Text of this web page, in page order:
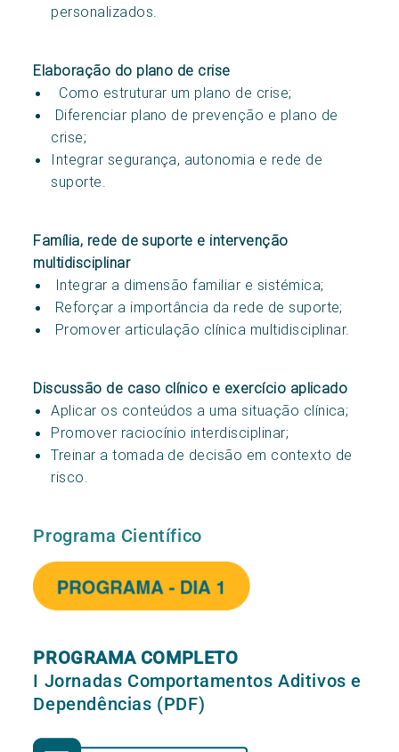
personalizados.
Elaboração do plano de crise
Como estruturar um plano de crise;
Diferenciar plano de prevenção e plano de
crise;
Integrar segurança, autonomia e rede de
suporte.
Família, rede de suporte e intervenção
multidisciplinar
Integrar a dimensão familiar e sistémica;
Reforçar a importância da rede de suporte;
Promover articulação clínica multidisciplinar.
Discussão de caso clínico e exercício aplicado
Aplicar os conteúdos a uma situação clínica;
Promover raciocínio interdisciplinar;
Treinar a tomada de decisão em contexto de
risco.
Programa Científico
PROGRAMA COMPLETO
I Jornadas Comportamentos Aditivos e
Dependências (PDF)